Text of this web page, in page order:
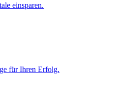
einsparen.
für Ihren Erfolg.